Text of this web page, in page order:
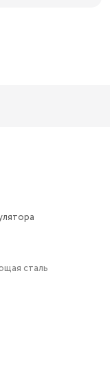
сталь